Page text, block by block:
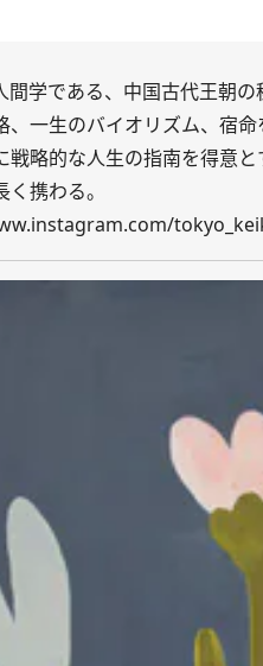
間学である、中国古代王朝
、一生のバイオリズム、宿
戦略的な人生の指南を得意
携わる。